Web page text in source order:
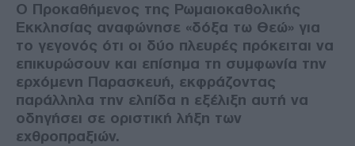
Ο Προκαθήμενος της Ρωμαιοκαθολικής
Εκκλησίας αναφώνησε «δόξα τω Θεώ» για
το γεγονός ότι οι δύο πλευρές πρόκειται να
επικυρώσουν και επίσημα τη συμφωνία την
ερχόμενη Παρασκευή, εκφράζοντας
παράλληλα την ελπίδα η εξέλιξη αυτή να
οδηγήσει σε οριστική λήξη των
εχθροπραξιών.